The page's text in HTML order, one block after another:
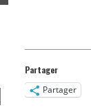
Partager
Partager